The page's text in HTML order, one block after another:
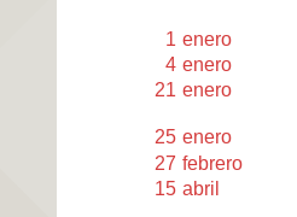
1 enero
4 enero
21 enero
25 enero
27 febrero
15 abril